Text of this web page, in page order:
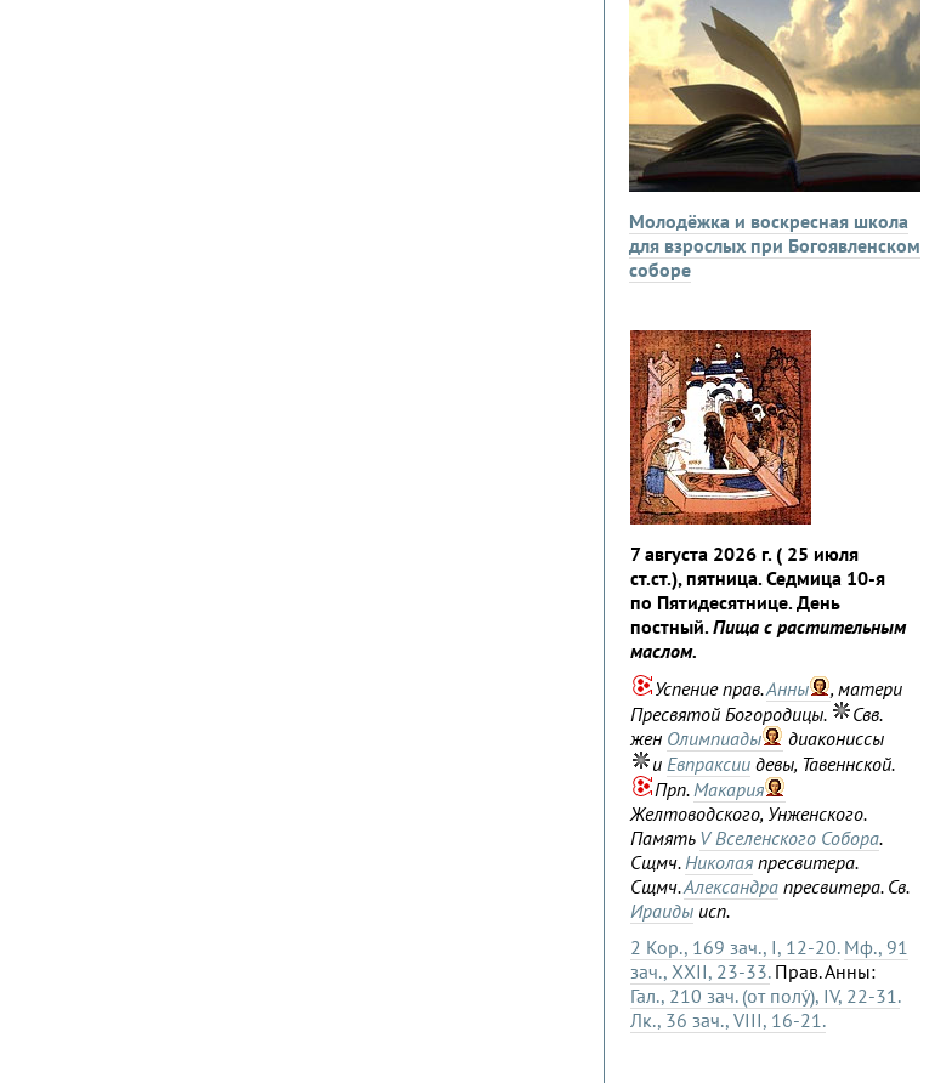
Молодёжка и воскресная школа
для взрослых при Богоявленском
соборе
7 августа 2026 г. ( 25 июля
ст.ст.), пятница. Седмица 10-я
по Пятидесятнице. День
постный.Пища с растительным
маслом.
Успение прав.Анны
, матери
Пресвятой Богородицы.
Свв.
жен Олимпиады
диакониссы
и Евпраксии девы, Тавеннской.
Прп.Макария
Желтоводского, Унженского.
Память V Вселенского Собора.
Сщмч.Николая пресвитера.
Сщмч.Александра пресвитера. Св.
Ираиды исп.
2 Кор., 169 зач., I, 12-20. Мф., 91
зач., XXII, 23-33.Прав. Анны:
Гал., 210 зач. (от полу́), IV, 22-31.
Лк., 36 зач., VIII, 16-21.